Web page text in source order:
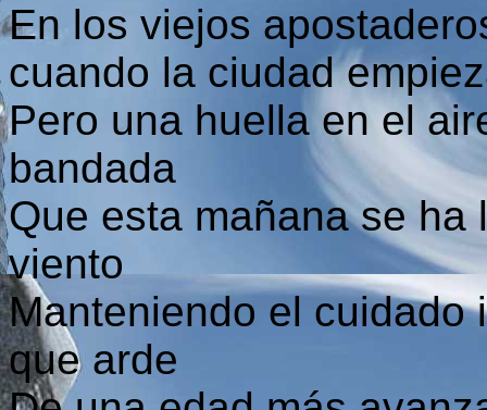
En los viejos
cuando la ciudad
Pero una huella en el
bandada
Que esta mañana se
viento
Manteniendo el cuidado
que arde